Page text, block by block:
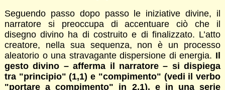
Seguendo passo dopo passo le iniziative divine, il
narratore si preoccupa di accentuare ciò che il
disegno divino ha di costruito e di finalizzato. L’atto
creatore, nella sua sequenza, non è un processo
aleatorio o una stravagante dispersione di energia. Il
gesto divino – afferma il narratore – si dispiega
tra "principio" (1,1) e "compimento" (vedi il verbo
"portare a compimento" in 2,1), e in una serie